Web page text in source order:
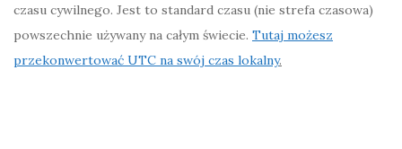
czasu cywilnego. Jest to standard czasu (nie strefa czasowa)
powszechnie używany na całym świecie. Tutaj możesz
przekonwertować UTC na swój czas lokalny.